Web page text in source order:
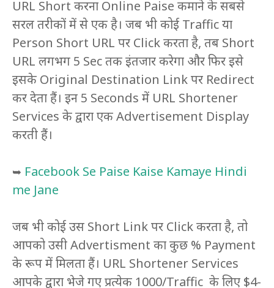
URL Short करना Online Paise कमाने के सबसे
सरल तरीकों में से एक है। जब भी कोई Traffic या
Person Short URL पर Click करता है, तब Short
URL लगभग 5 Sec तक इंतजार करेगा और फिर इसे
इसके Original Destination Link पर Redirect
कर देता हैं। इन 5 Seconds में URL Shortener
Services के द्वारा एक Advertisement Display
करती हैं।
➥ Facebook Se Paise Kaise Kamaye Hindi
me Jane
जब भी कोई उस Short Link पर Click करता है, तो
आपको उसी Advertisment का कुछ % Payment
के रूप में मिलता हैं। URL Shortener Services
आपके द्वारा भेजे गए प्रत्येक 1000/Traffic के लिए $4-